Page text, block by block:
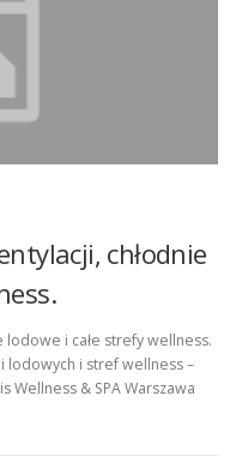
chłodnie
lodowe i całe strefy wellness.
lodowych i stref wellness –
Wellness & SPA Warszawa